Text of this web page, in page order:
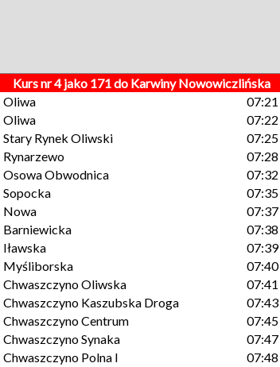
Kurs nr 4 jako 171 do Karwiny Nowowiczlińska
Oliwa
07:21
Oliwa
07:22
Stary Rynek Oliwski
07:25
Rynarzewo
07:28
Osowa Obwodnica
07:32
Sopocka
07:35
Nowa
07:37
Barniewicka
07:38
Iławska
07:39
Myśliborska
07:40
Chwaszczyno Oliwska
07:41
Chwaszczyno Kaszubska Droga
07:43
Chwaszczyno Centrum
07:45
Chwaszczyno Synaka
07:47
Chwaszczyno Polna I
07:48